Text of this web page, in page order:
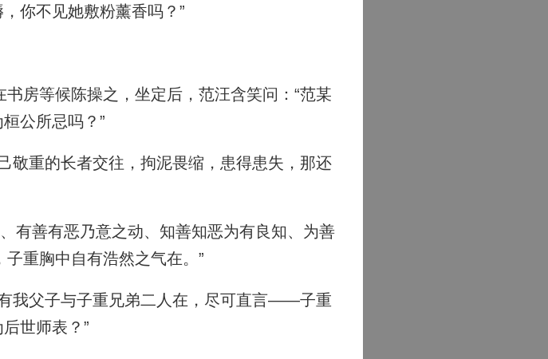
你不见她敷粉薰香吗？”
房等候陈操之，坐定后，范汪含笑问：“范某
公所忌吗？”
重的长者交往，拘泥畏缩，患得患失，那还
有善有恶乃意之动、知善知恶为有良知、为善
重胸中自有浩然之气在。”
我父子与子重兄弟二人在，尽可直言——子重
世师表？”